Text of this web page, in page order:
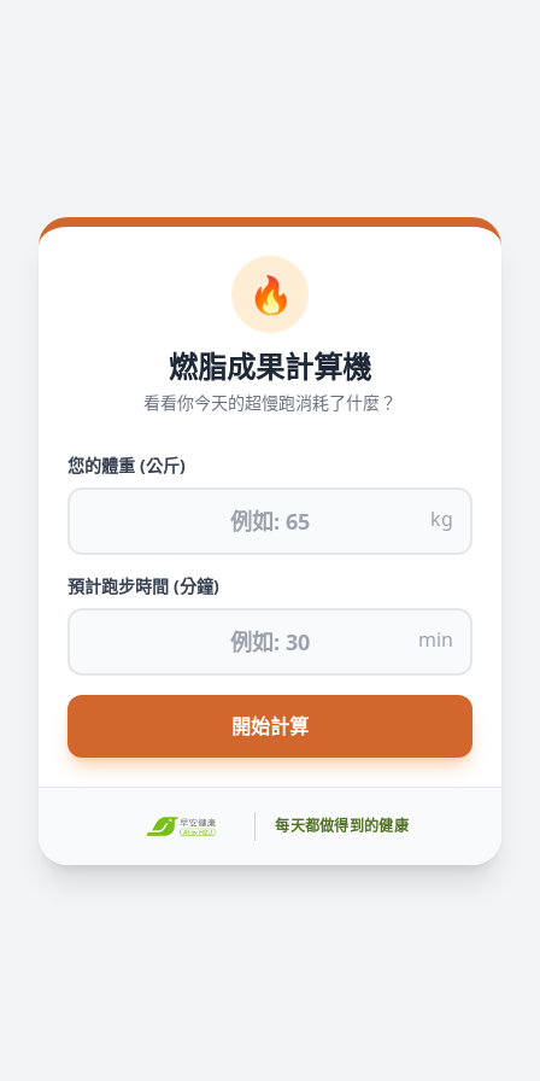
🔥
燃脂成果計算機
看看你今天的超慢跑消耗了什麼？
您的體重 (公斤)
kg
預計跑步時間 (分鐘)
min
開始計算
每天都做得到的健康